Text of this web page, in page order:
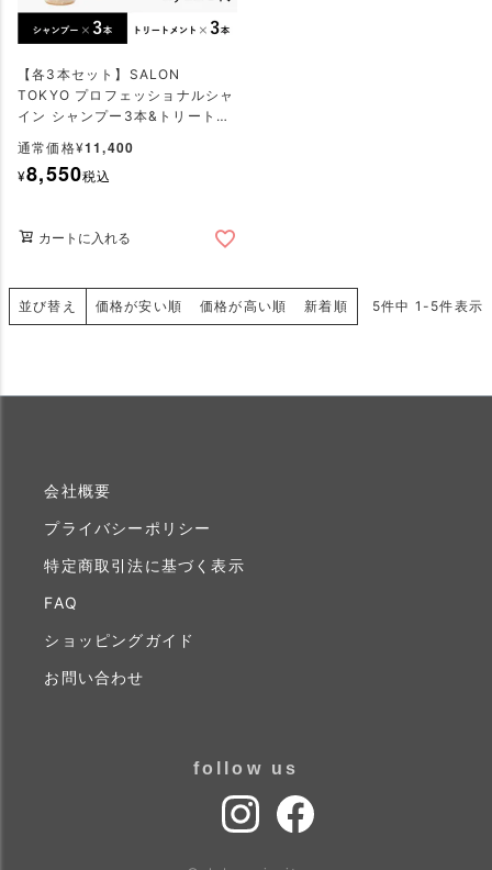
【各3本セット】SALON
TOKYO プロフェッショナルシャ
イン シャンプー3本&トリートメ
通常価格¥11,400
¥8,550税込
カートに入れる
並び替え 価格が安い順 価格が高い順 新着順 5件中 1 - 5件表示
会社概要
プライバシーポリシー
特定商取引法に基づく表示
FAQ
ショッピングガイド
お問い合わせ
follow us